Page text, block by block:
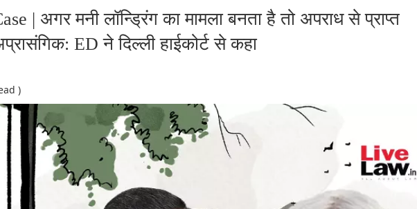
| अगर मनी लॉन्ड्रिंग का मामला बनता है तो अपराध से प्राप्त
ED ने दिल्ली हाईकोर्ट से कहा
)